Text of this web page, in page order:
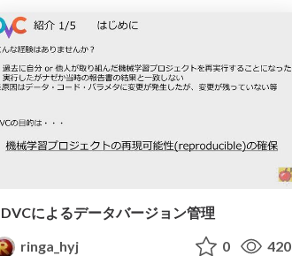
DVCによるデータバージョン管理
ringa_hyj
0 420